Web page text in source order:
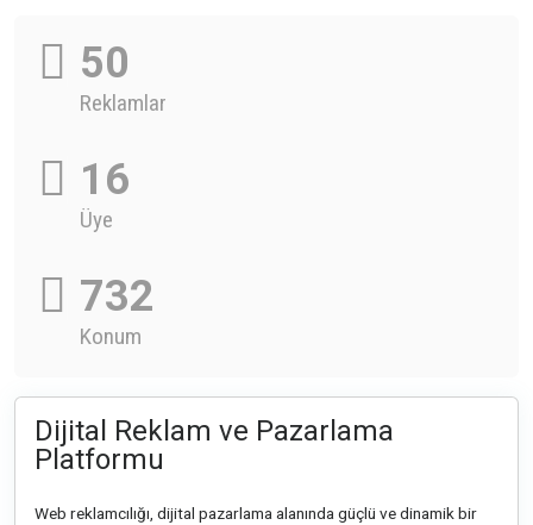
50
Reklamlar
16
Üye
732
Konum
Dijital Reklam ve Pazarlama
Platformu
Web reklamcılığı, dijital pazarlama alanında güçlü ve dinamik bir